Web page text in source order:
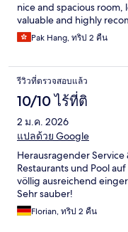
nice and spacious
valuable and highly
Pak Hang, ทริป 2 คืน
รีวิวที่ตรวจสอบแล้ว
10/10 ไร้ที่ติ
2 ม.ค. 2026
แปลด้วย Google
Herausragender
Restaurants und Pool
völlig ausreichend
Sehr sauber!
Florian, ทริป 2 คืน